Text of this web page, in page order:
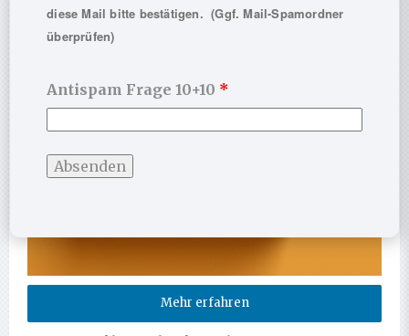
Mehr erfahren
diese Mail bitte bestätigen. (Ggf. Mail-Spamordner
überprüfen)
Antispam Frage 10+10 *